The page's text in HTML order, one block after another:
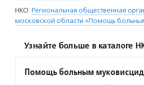
НКО: Региональная общественная
московской области «Помощь
Узнайте больше в каталоге
Помощь больным